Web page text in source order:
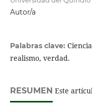
Autor/a
Palabras clave:
realismo, verdad.
RESUMEN Este